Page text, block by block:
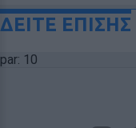
ΔΕΙΤΕ ΕΠΙΣΗΣ
par: 10